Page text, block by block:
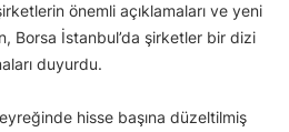
önemli açıklamaları ve yeni
Borsa İstanbul’da şirketler bir dizi
duyurdu.
hisse başına düzeltilmiş